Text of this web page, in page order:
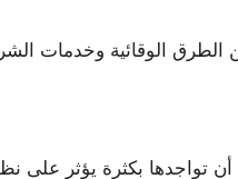
الطرق الوقائية وخدمات
تواجدها بكثرة يؤثر على